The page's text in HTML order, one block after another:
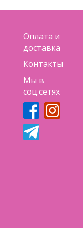
Оплата и
доставка
Контакты
Мы в
соц.сетях